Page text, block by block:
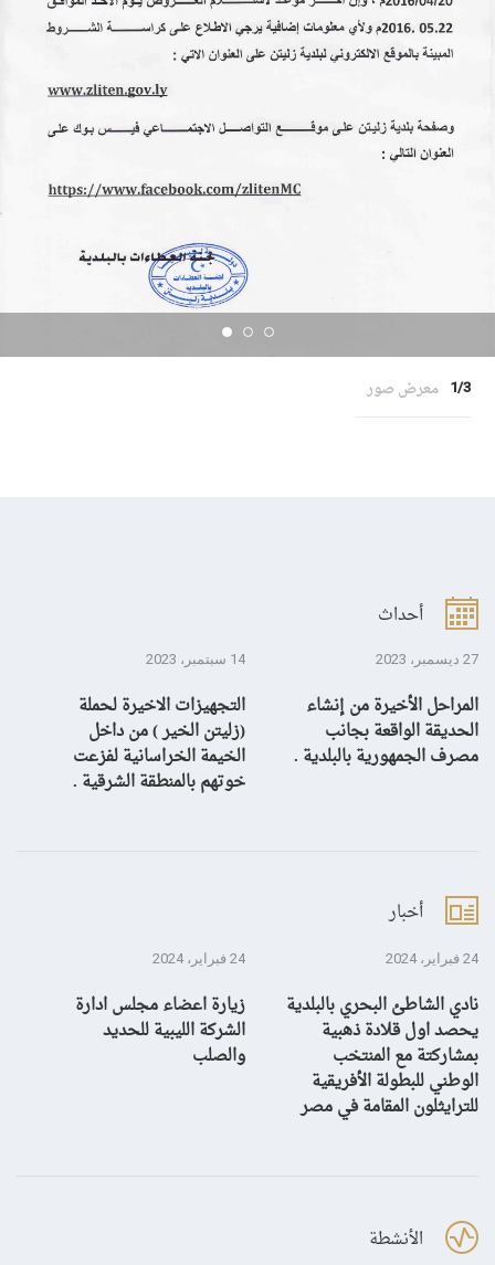
1/3 معرض صور
أحداث
27 ديسمبر، 2023
المراحل الأخيرة من إنشاء
الحديقة الواقعة بجانب
مصرف الجمهورية بالبلدية .
14 سبتمبر، 2023
التجهيزات الاخيرة لحملة
(زليتن الخير ) من داخل
الخيمة الخراسانية لفزعت
خوتهم بالمنطقة الشرقية .
أخبار
24 فبراير، 2024
نادي الشاطئ البحري بالبلدية
يحصد اول قلادة ذهبية
بمشاركتة مع المنتخب
الوطني للبطولة الأفريقية
للترايثلون المقامة في مصر
24 فبراير، 2024
زيارة اعضاء مجلس ادارة
الشركة الليبية للحديد
والصلب
الأنشطة